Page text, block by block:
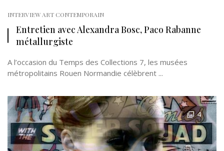
INTERVIEW ART CONTEMPORAIN
Entretien avec Alexandra Bosc, Paco Rabanne
métallurgiste
A l’occasion du Temps des Collections 7, les musées
métropolitains Rouen Normandie célèbrent ...
4